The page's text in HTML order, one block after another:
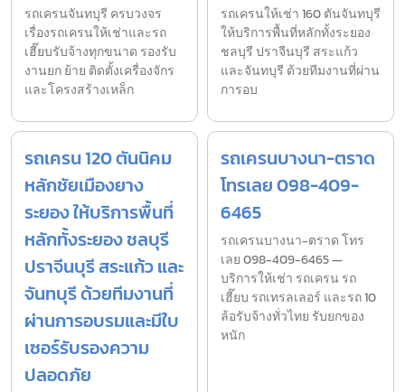
รถเครนจันทบุรี ครบวงจร
เรื่องรถเครนให้เช่าและรถ
เฮี๊ยบรับจ้างทุกขนาด รองรับ
งานยก ย้าย ติดตั้งเครื่องจักร
และโครงสร้างเหล็ก
รถเครนให้เช่า 160 ตันจันทบุรี
ให้บริการพื้นที่หลักทั้งระยอง
ชลบุรี ปราจีนบุรี สระแก้ว
และจันทบุรี ด้วยทีมงานที่ผ่าน
การอบ
รถเครน 120 ตันนิคม
หลักชัยเมืองยาง
ระยอง ให้บริการพื้นที่
หลักทั้งระยอง ชลบุรี
ปราจีนบุรี สระแก้ว และ
จันทบุรี ด้วยทีมงานที่
ผ่านการอบรมและมีใบ
เซอร์รับรองความ
ปลอดภัย
รถเครนบางนา-ตราด
โทรเลย 098-409-
6465
รถเครนบางนา-ตราด โทร
เลย 098-409-6465 —
บริการให้เช่า รถเครน รถ
เฮี๊ยบ รถเทรลเลอร์ และรถ 10
ล้อรับจ้างทั่วไทย รับยกของ
หนัก